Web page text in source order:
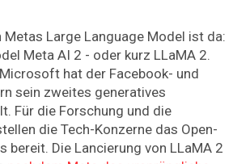
Metas Large Language Model ist da:
Meta AI 2 - oder kurz LLaMA 2.
hat der Facebook- und
sein zweites generatives
Für die Forschung und die
die Tech-Konzerne das Open-
bereit. Die Lancierung von LLaMA 2